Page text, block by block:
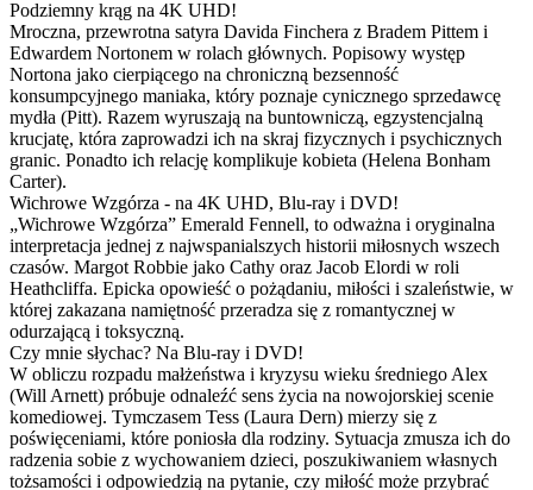
Podziemny krąg na 4K UHD!
Mroczna, przewrotna satyra Davida Finchera z Bradem Pittem i
Edwardem Nortonem w rolach głównych. Popisowy występ
Nortona jako cierpiącego na chroniczną bezsenność
konsumpcyjnego maniaka, który poznaje cynicznego sprzedawcę
mydła (Pitt). Razem wyruszają na buntowniczą, egzystencjalną
krucjatę, która zaprowadzi ich na skraj fizycznych i psychicznych
granic. Ponadto ich relację komplikuje kobieta (Helena Bonham
Carter).
Wichrowe Wzgórza - na 4K UHD, Blu-ray i DVD!
„Wichrowe Wzgórza” Emerald Fennell, to odważna i oryginalna
interpretacja jednej z najwspanialszych historii miłosnych wszech
czasów. Margot Robbie jako Cathy oraz Jacob Elordi w roli
Heathcliffa. Epicka opowieść o pożądaniu, miłości i szaleństwie, w
której zakazana namiętność przeradza się z romantycznej w
odurzającą i toksyczną.
Czy mnie słychac? Na Blu-ray i DVD!
W obliczu rozpadu małżeństwa i kryzysu wieku średniego Alex
(Will Arnett) próbuje odnaleźć sens życia na nowojorskiej scenie
komediowej. Tymczasem Tess (Laura Dern) mierzy się z
poświęceniami, które poniosła dla rodziny. Sytuacja zmusza ich do
radzenia sobie z wychowaniem dzieci, poszukiwaniem własnych
tożsamości i odpowiedzią na pytanie, czy miłość może przybrać